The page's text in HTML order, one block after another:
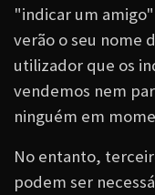
"indicar um
verão o seu nome
utilizador que os
vendemos nem
ninguém em
No entanto,
podem ser